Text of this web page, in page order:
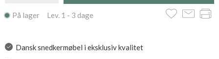
På lager Lev. 1 - 3 dage
Dansk snedkermøbel i eksklusiv kvalitet